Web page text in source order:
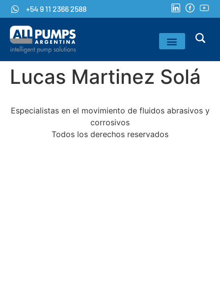
+54 9 11 2366 2588
Lucas Martinez Solá
Especialistas en el movimiento de fluidos abrasivos y
corrosivos
Todos los derechos reservados